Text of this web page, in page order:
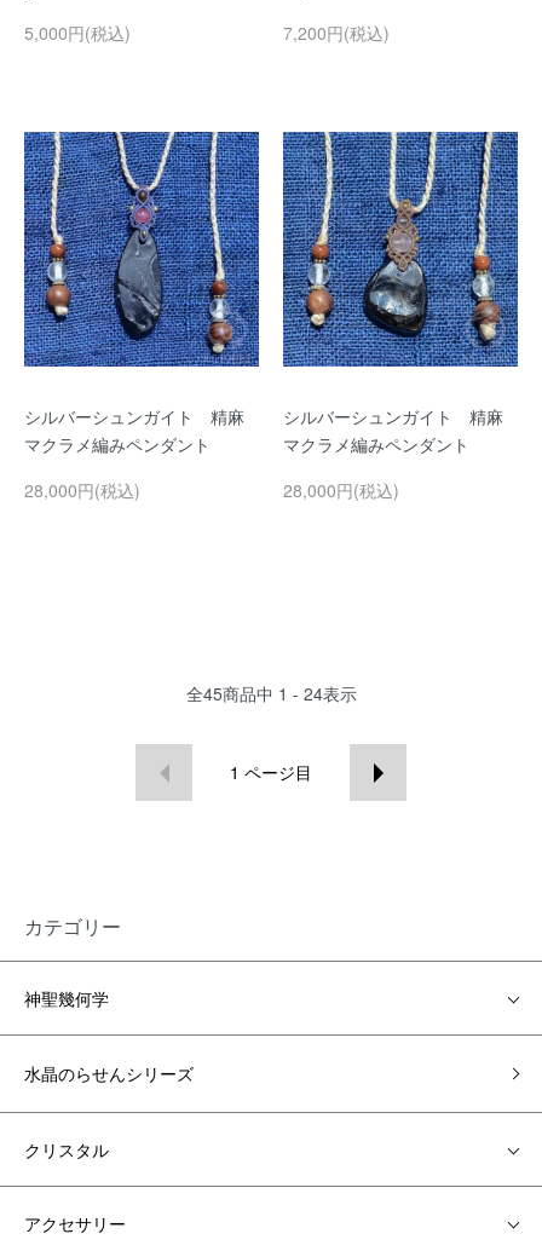
5,000円(税込)
7,200円(税込)
シルバーシュンガイト 精麻
マクラメ編みペンダント
28,000円(税込)
シルバーシュンガイト 精麻
マクラメ編みペンダント
28,000円(税込)
全45商品中 1 - 24表示
1 ページ目
カテゴリー
神聖幾何学
水晶のらせんシリーズ
クリスタル
アクセサリー